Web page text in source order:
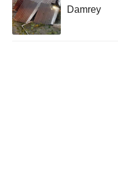
Damrey